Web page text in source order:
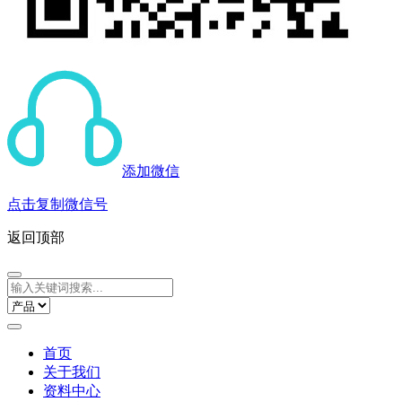
添加微信
点击复制微信号
返回顶部
首页
关于我们
资料中心